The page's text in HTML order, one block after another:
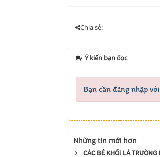
Chia sẻ:
Ý kiến bạn đọc
Bạn cần đăng nhập
Những tin mới hơn
CÁC BÉ KHỐI LÁ